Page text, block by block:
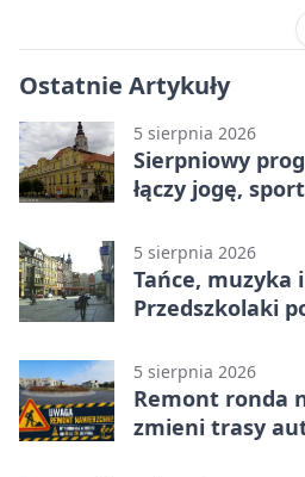
Ostatnie Artykuły
5 sierpnia 2026
Sierpniowy
łączy jogę,
5 sierpnia 2026
Tańce,
Przedszkolaki
5 sierpnia 2026
Remont ronda
zmieni trasy